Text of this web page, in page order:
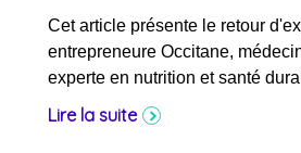
Cet article présente le retour
entrepreneure Occitane,
experte en nutrition et santé
Lire la suite